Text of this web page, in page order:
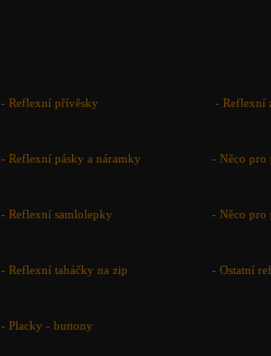
-Reflexní přívěsky -Reflexní
-Reflexní pásky a náramky -Něco pro
-Reflexní samlolepky -Něco pro
-Reflexní taháčky na zip -Ostatní
-Placky - buttony